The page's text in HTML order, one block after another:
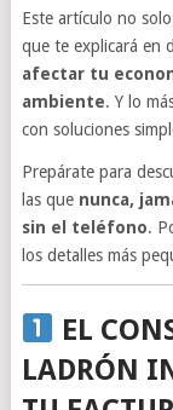
Este artículo no
que te explicará en
afectar tu
ambiente. Y lo
con soluciones
Prepárate para
las que nunca,
sin el teléfono.
los detalles más
EL
LADRÓN